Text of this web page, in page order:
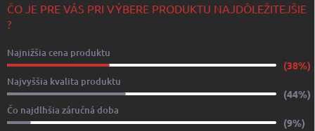
ČO JE PRE VÁS PRI VÝBERE PRODUKTU NAJDÔLEŽITEJŠIE
?
Najnižšia cena produktu
(38%)
Najvyššia kvalita produktu
(44%)
Čo najdlhšia záručná doba
(9%)